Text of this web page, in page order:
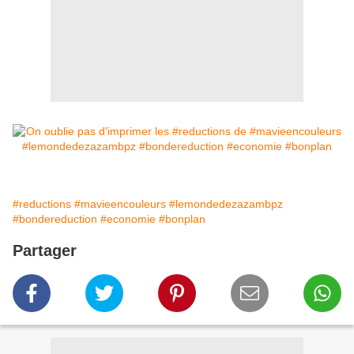
#reductions #mavieencouleurs #lemondedezazambpz
#bondereduction #economie #bonplan
Partager